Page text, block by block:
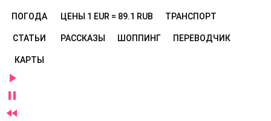
ПОГОДА ЦЕНЫ 1 EUR = 89.1 RUB ТРАНСПОРТ
СТАТЬИ РАССКАЗЫ ШОППИНГ ПЕРЕВОДЧИК
КАРТЫ


